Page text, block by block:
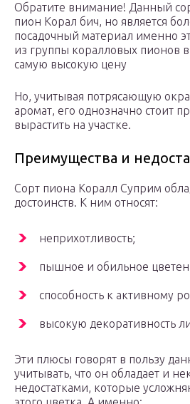
Обратите внимание! Данный
пион Корал бич, но является
посадочный материал именно
из группы коралловых пионов
самую высокую цену
Но, учитывая потрясающую
аромат, его однозначно стоит
вырастить на участке.
Преимущества и
Сорт пиона Коралл Суприм
достоинств. К ним относят:
неприхотливость;
пышное и обильное
способность к активному
высокую декоративность
Эти плюсы говорят в пользу
учитывать, что он обладает и
недостатками, которые